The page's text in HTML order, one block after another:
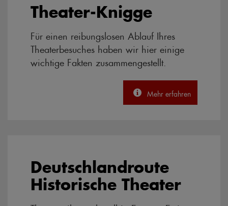
Theater-Knigge
Für einen reibungslosen Ablauf Ihres
Theaterbesuches haben wir hier einige
wichtige Fakten zusammengestellt.
Mehr erfahren
Deutschlandroute
Historische Theater